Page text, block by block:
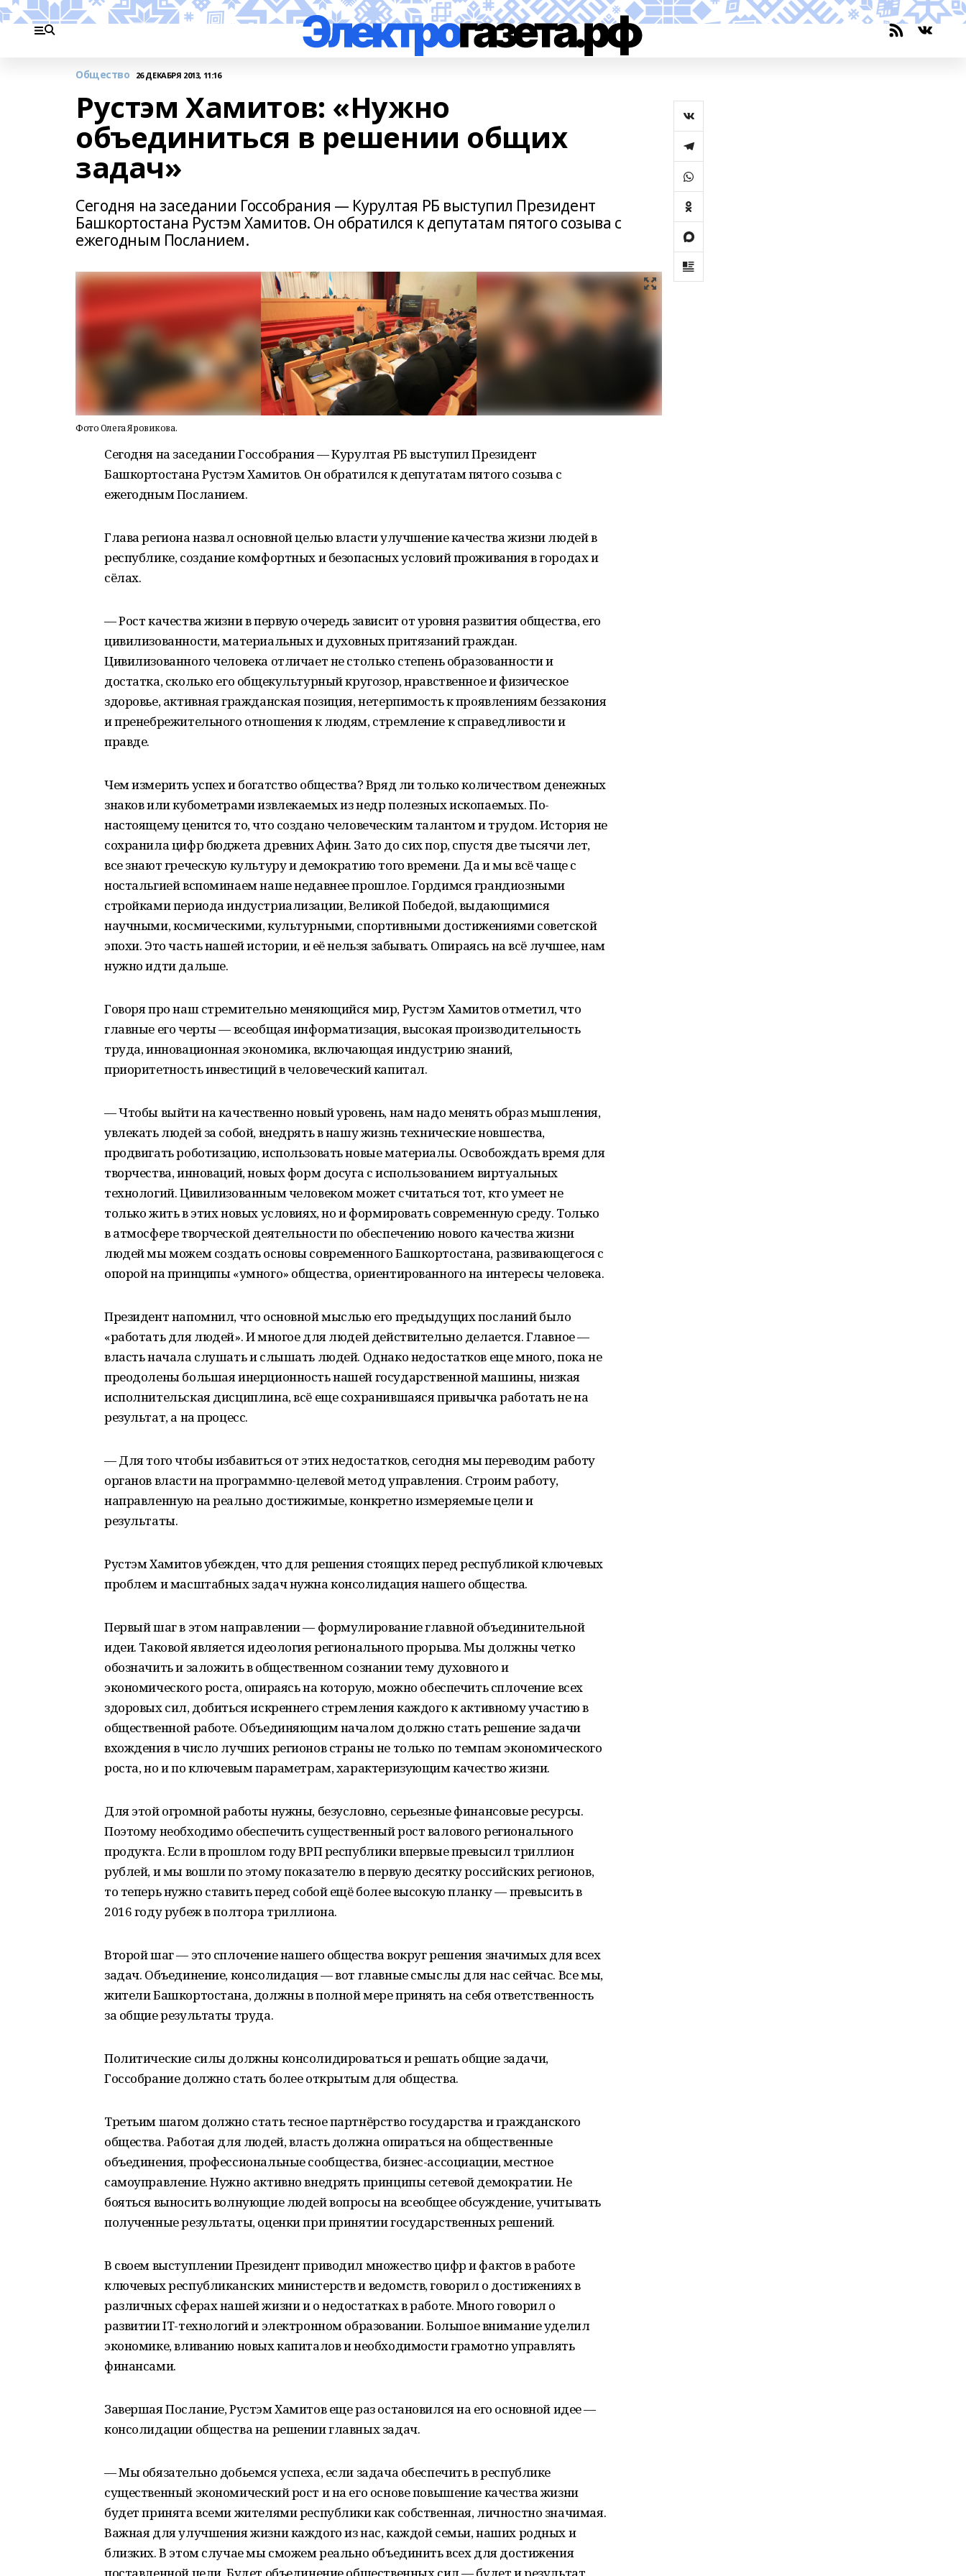
Общество 26 ДЕКАБРЯ 2013, 11:16
Рустэм Хамитов: «Нужно
объединиться в решении общих
задач»
Сегодня на заседании Госсобрания — Курултая РБ выступил Президент
Башкортостана Рустэм Хамитов. Он обратился к депутатам пятого созыва с
ежегодным Посланием.
Фото Олега Яровикова.
Сегодня на заседании Госсобрания — Курултая РБ выступил Президент
Башкортостана Рустэм Хамитов. Он обратился к депутатам пятого созыва с
ежегодным Посланием.
Глава региона назвал основной целью власти улучшение качества жизни людей в
республике, создание комфортных и безопасных условий проживания в городах и
сёлах.
— Рост качества жизни в первую очередь зависит от уровня развития общества, его
цивилизованности, материальных и духовных притязаний граждан.
Цивилизованного человека отличает не столько степень образованности и
достатка, сколько его общекультурный кругозор, нравственное и физическое
здоровье, активная гражданская позиция, нетерпимость к проявлениям беззакония
и пренебрежительного отношения к людям, стремление к справедливости и
правде.
Чем измерить успех и богатство общества? Вряд ли только количеством денежных
знаков или кубометрами извлекаемых из недр полезных ископаемых. По-
настоящему ценится то, что создано человеческим талантом и трудом. История не
сохранила цифр бюджета древних Афин. Зато до сих пор, спустя две тысячи лет,
все знают греческую культуру и демократию того времени. Да и мы всё чаще с
ностальгией вспоминаем наше недавнее прошлое. Гордимся грандиозными
стройками периода индустриализации, Великой Победой, выдающимися
научными, космическими, культурными, спортивными достижениями советской
эпохи. Это часть нашей истории, и её нельзя забывать. Опираясь на всё лучшее, нам
нужно идти дальше.
Говоря про наш стремительно меняющийся мир, Рустэм Хамитов отметил, что
главные его черты — всеобщая информатизация, высокая производительность
труда, инновационная экономика, включающая индустрию знаний,
приоритетность инвестиций в человеческий капитал.
— Чтобы выйти на качественно новый уровень, нам надо менять образ мышления,
увлекать людей за собой, внедрять в нашу жизнь технические новшества,
продвигать роботизацию, использовать новые материалы. Освобождать время для
творчества, инноваций, новых форм досуга с использованием виртуальных
технологий. Цивилизованным человеком может считаться тот, кто умеет не
только жить в этих новых условиях, но и формировать современную среду. Только
в атмосфере творческой деятельности по обеспечению нового качества жизни
людей мы можем создать основы современного Башкортостана, развивающегося с
опорой на принципы «умного» общества, ориентированного на интересы человека.
Президент напомнил, что основной мыслью его предыдущих посланий было
«работать для людей». И многое для людей действительно делается. Главное —
власть начала слушать и слышать людей. Однако недостатков еще много, пока не
преодолены большая инерционность нашей государственной машины, низкая
исполнительская дисциплина, всё еще сохранившаяся привычка работать не на
результат, а на процесс.
— Для того чтобы избавиться от этих недостатков, сегодня мы переводим работу
органов власти на программно-целевой метод управления. Строим работу,
направленную на реально достижимые, конкретно измеряемые цели и
результаты.
Рустэм Хамитов убежден, что для решения стоящих перед республикой ключевых
проблем и масштабных задач нужна консолидация нашего общества.
Первый шаг в этом направлении — формулирование главной объединительной
идеи. Таковой является идеология регионального прорыва. Мы должны четко
обозначить и заложить в общественном сознании тему духовного и
экономического роста, опираясь на которую, можно обеспечить сплочение всех
здоровых сил, добиться искреннего стремления каждого к активному участию в
общественной работе. Объединяющим началом должно стать решение задачи
вхождения в число лучших регионов страны не только по темпам экономического
роста, но и по ключевым параметрам, характеризующим качество жизни.
Для этой огромной работы нужны, безусловно, серьезные финансовые ресурсы.
Поэтому необходимо обеспечить существенный рост валового регионального
продукта. Если в прошлом году ВРП республики впервые превысил триллион
рублей, и мы вошли по этому показателю в первую десятку российских регионов,
то теперь нужно ставить перед собой ещё более высокую планку — превысить в
2016 году рубеж в полтора триллиона.
Второй шаг — это сплочение нашего общества вокруг решения значимых для всех
задач. Объединение, консолидация — вот главные смыслы для нас сейчас. Все мы,
жители Башкортостана, должны в полной мере принять на себя ответственность
за общие результаты труда.
Политические силы должны консолидироваться и решать общие задачи,
Госсобрание должно стать более открытым для общества.
Третьим шагом должно стать тесное партнёрство государства и гражданского
общества. Работая для людей, власть должна опираться на общественные
объединения, профессиональные сообщества, бизнес-ассоциации, местное
самоуправление. Нужно активно внедрять принципы сетевой демократии. Не
бояться выносить волнующие людей вопросы на всеобщее обсуждение, учитывать
полученные результаты, оценки при принятии государственных решений.
В своем выступлении Президент приводил множество цифр и фактов в работе
ключевых республиканских министерств и ведомств, говорил о достижениях в
различных сферах нашей жизни и о недостатках в работе. Много говорил о
развитииIT-технологий и электронном образовании. Большое внимание уделил
экономике, вливанию новых капиталов и необходимости грамотно управлять
финансами.
Завершая Послание, Рустэм Хамитов еще раз остановился на его основной идее —
консолидации общества на решении главных задач.
— Мы обязательно добьемся успеха, если задача обеспечить в республике
существенный экономический рост и на его основе повышение качества жизни
будет принята всеми жителями республики как собственная, личностно значимая.
Важная для улучшения жизни каждого из нас, каждой семьи, наших родных и
близких. В этом случае мы сможем реально объединить всех для достижения